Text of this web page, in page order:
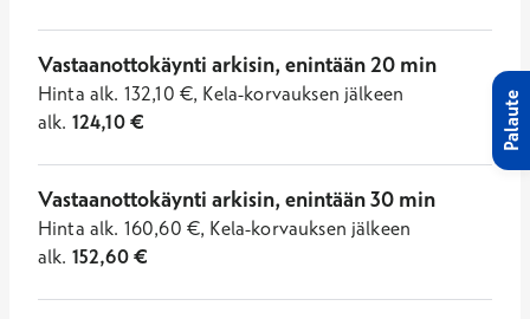
Vastaanottokäynti arkisin, enintään 20 min
Hinta alk. 132,10 €, Kela-korvauksen jälkeen
alk. 124,10€
Vastaanottokäynti arkisin, enintään 30 min
Hinta alk. 160,60 €, Kela-korvauksen jälkeen
alk. 152,60€
Palaute